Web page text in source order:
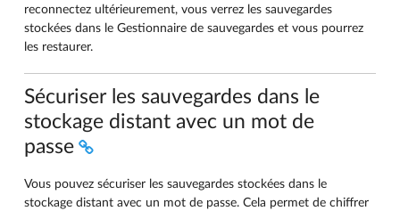
reconnectez ultérieurement, vous verrez les sauvegardes
stockées dans le Gestionnaire de sauvegardes et vous pourrez
les restaurer.
Sécuriser les sauvegardes dans le
stockage distant avec un mot de
passe
Vous pouvez sécuriser les sauvegardes stockées dans le
stockage distant avec un mot de passe. Cela permet de chiffrer